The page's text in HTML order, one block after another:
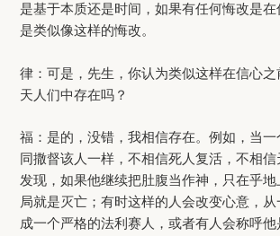
是基于本质还是时间，如果有任何悔改是
是类似像这样的悔改。
律：可是，先生，你认为类似这样在信心
天人们中存在吗？
福：是的，没错，我相信存在。例如，当
同撒督该人一样，不相信死人复活，不相
发现，如果他继续把肚腹当作神，只在乎
局就是灭亡；有时这样的人会改变心意，
成一个严格的法利赛人，或者有人会称呼